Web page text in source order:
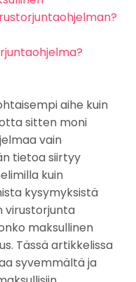
aihe kuin
sitten moni
vain
tietoa siirtyy
kuin
kysymyksistä
virustorjunta
maksullinen
Tässä artikkelissa
syvemmältä ja